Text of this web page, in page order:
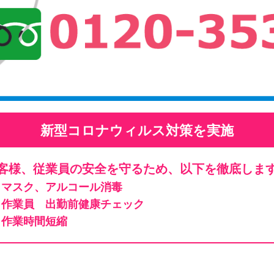
新型コロナウィルス対策を実施
様、従業員の安全を守るため、以下を徹底しま
マスク、アルコール消毒
作業員 出勤前健康チェック
作業時間短縮